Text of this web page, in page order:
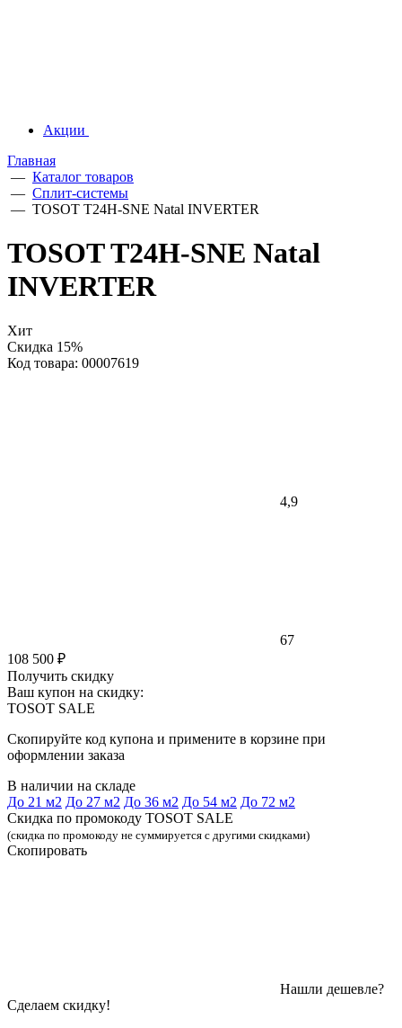
Акции
Главная
— Каталог товаров
— Сплит-системы
— TOSOT T24H-SNE Natal INVERTER
TOSOT T24H-SNE Natal
INVERTER
Хит
Скидка 15%
Код товара: 00007619
4,9
67
108 500 ₽
Получить скидку
Ваш купон на скидку:
TOSOT SALE
Скопируйте код купона и примените в корзине при
оформлении заказа
В наличии на складе
До 21 м2 До 27 м2 До 36 м2 До 54 м2 До 72 м2
Скидка по промокоду TOSOT SALE
(скидка по промокоду не суммируется с другими скидками)
Скопировать
Нашли дешевле?
Сделаем скидку!